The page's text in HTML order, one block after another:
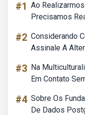
#1 Ao
Precisamos
#2 Considerando
Assinale A
#3 Na
Em Contato
#4 Sobre Os
De Dados